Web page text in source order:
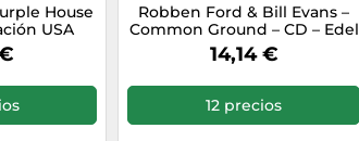
House
USA
Robben Ford & Bill Evans –
Common Ground – CD – Edel
14,14 €
12 precios